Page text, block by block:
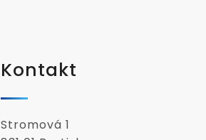
Kontakt
Stromová 1